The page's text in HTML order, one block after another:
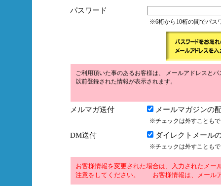
パスワード
※6桁から10桁の間でパス
ご利用頂いた事のあるお客様は、 メールアドレスと
以前登録された情報が表示されます。
メルマガ送付 メールマガジンの
※チェックは外すことも
DM送付 ダイレクトメール
※チェックは外すことも
お客様情報を変更された場合は、入力されたメ
注意をしてください。 お客様情報は、メール